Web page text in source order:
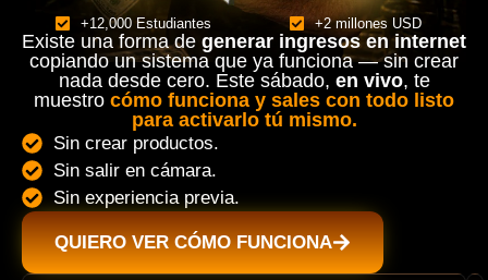
+12,000 Estudiantes +2 millones USD
Existe una forma de generar ingresos en internet
copiando un sistema que ya funciona — sin crear
nada desde cero. Este sábado, en vivo, te
muestro cómo funciona y sales con todo listo
para activarlo tú mismo.
Sin crear productos.
Sin salir en cámara.
Sin experiencia previa.
QUIERO VER CÓMO FUNCIONA